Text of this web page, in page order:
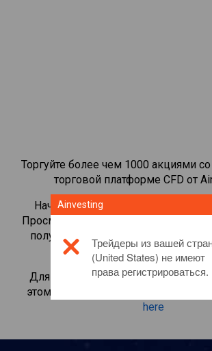
Торгуйте более чем 1000 акциями
торговой платформе CFD от
Начать торговать CFD-
Просматривайте котировки в
получайте дивиденды, как если
самой акцией.
Для получения дополнительной
этом инвестиционном продукте,
here
Ainvesting
Трейдеры из вашей
(United States) не имеют
права регистрироваться.